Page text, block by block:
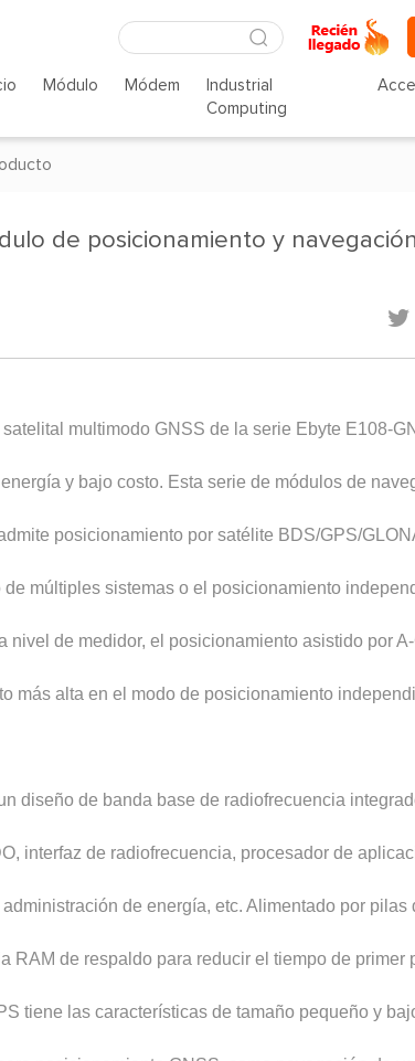
Módulo Módem
Industrial
Computing
de posicionamiento y

multimodo GNSS de la serie Ebyte E108-
y bajo costo. Esta serie de módulos de
posicionamiento por satélite BDS/GPS/
múltiples sistemas o el posicionamiento
de medidor, el posicionamiento asistido por
más alta en el modo de posicionamiento
diseño de banda base de radiofrecuencia
interfaz de radiofrecuencia, procesador de
de energía, etc. Alimentado por pilas
RAM de respaldo para reducir el tiempo de primer
tiene las características de tamaño pequeño y